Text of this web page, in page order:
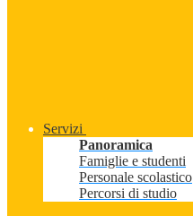
Servizi
Panoramica
Famiglie e studenti
Personale scolastico
Percorsi di studio